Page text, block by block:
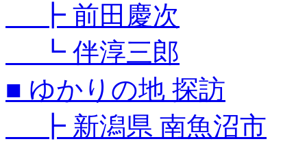
┣ 前田慶次
┗ 伴淳三郎
■ ゆかりの地 探訪
┣ 新潟県 南魚沼市